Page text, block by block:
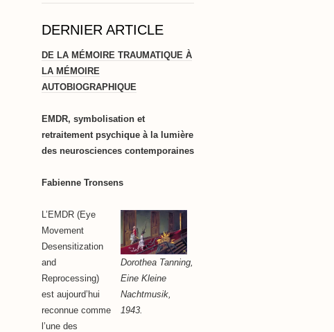
DERNIER ARTICLE
DE LA MÉMOIRE TRAUMATIQUE À
LA MÉMOIRE
AUTOBIOGRAPHIQUE
EMDR, symbolisation et
retraitement psychique à la lumière
des neurosciences contemporaines
Fabienne Tronsens
Dorothea Tanning,
Eine Kleine
Nachtmusik,
1943.
L’EMDR (Eye
Movement
Desensitization
and
Reprocessing)
est aujourd’hui
reconnue comme
l’une des